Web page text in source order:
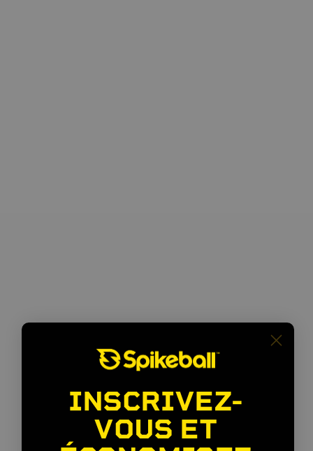
INSCRIVEZ-
VOUS ET